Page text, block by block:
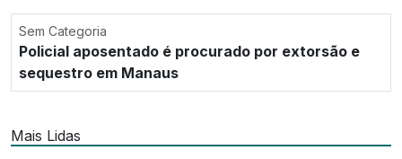
Sem Categoria
Policial aposentado é procurado por extorsão e
sequestro em Manaus
Mais Lidas